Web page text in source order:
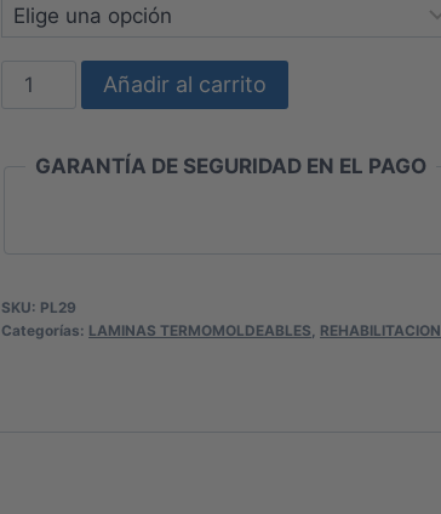
$111.180
HERRAMIENTAS
TERMOPLÁSTICAS
Añadir al carrito
GARANTÍA DE SEGURIDAD EN EL PAGO
SKU: PL29
Categorías: LAMINAS TERMOMOLDEABLES REHABILITACION